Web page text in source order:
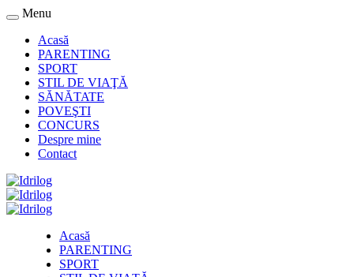
Menu
Acasă
PARENTING
SPORT
STIL DE VIAŢĂ
SĂNĂTATE
POVEŞTI
CONCURS
Despre mine
Contact
Acasă
PARENTING
SPORT